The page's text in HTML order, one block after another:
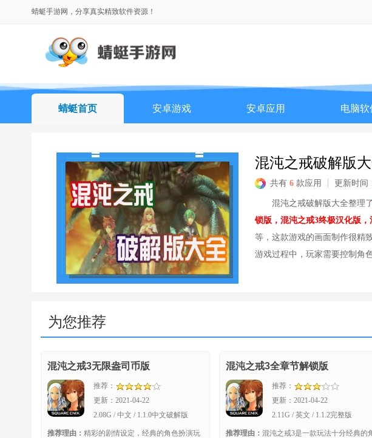
蜻蜓手游网，分享真实精致软件资源！
蜻蜓首页 安卓游戏 安卓应用 电脑软
混沌之戒破解版
共有 6 款应用 更新时间
混沌之戒破解版大全整理了
锁版，混沌之戒3终极汉化版
等，这款游戏的画面制作很精
游戏过程中，玩家需要控制角
为您推荐
混沌之戒3无限盎司币版
推荐：
更新： 2021-04-22
2.08G / 中文 / 1.1.0中文破解版
推荐理由： 精彩的剧情设定，经典的角色扮演玩
混沌之戒3全章节解锁版
推荐：
更新： 2021-04-22
2.11G / 英文 / 1.1.2完整版
推荐理由： 混沌之戒3是一款玩法十分经典的